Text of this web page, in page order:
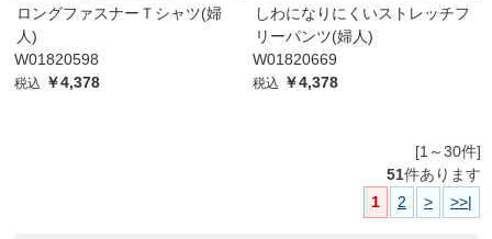
ロングファスナーＴシャツ(婦
人)
W01820598
税込 ￥4,378
しわになりにくいストレッチフ
リーパンツ(婦人)
W01820669
税込 ￥4,378
[1～30件]
51件あります
1
2 > >>|